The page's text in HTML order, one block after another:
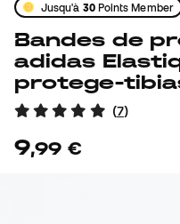
Jusqu'à 30Points Member
Bandes de protège-tibias
adidas
protege-
(7)
9,99 €